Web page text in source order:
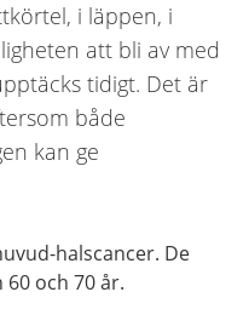
i läppen, i
att bli av med
tidigt. Det är
både
kan ge
halscancer. De
och 70 år.